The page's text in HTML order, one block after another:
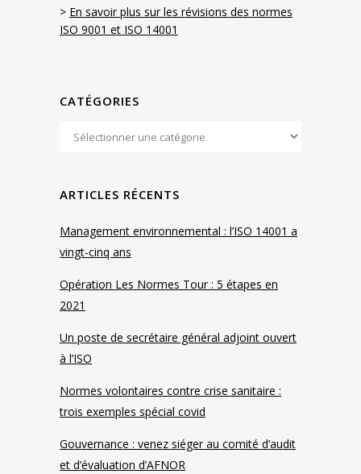
> En savoir plus sur les révisions des normes
ISO 9001 et ISO 14001
CATÉGORIES
ARTICLES RÉCENTS
Management environnemental : l’ISO 14001 a
vingt-cinq ans
Opération Les Normes Tour : 5 étapes en
2021
Un poste de secrétaire général adjoint ouvert
à l’ISO
Normes volontaires contre crise sanitaire :
trois exemples spécial covid
Gouvernance : venez siéger au comité d’audit
et d’évaluation d’AFNOR